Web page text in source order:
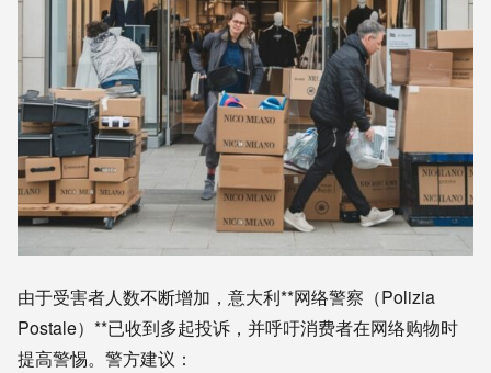
由于受害者人数不断增加，意大利**网络警察（Polizia
Postale）**已收到多起投诉，并呼吁消费者在网络购物时
提高警惕。警方建议：